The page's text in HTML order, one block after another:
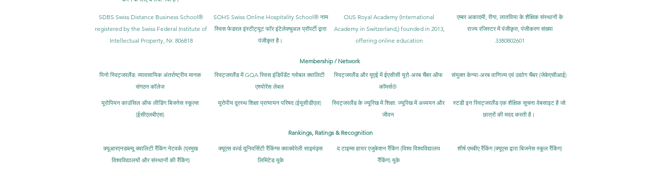
SDBS Swiss Distance Business School®
registered by the Swiss Federal Institute of
Intellectual Property, Nr. 806818
SOHS Swiss Online Hospitality School® नाम
स्विस फेडरल इंस्टीट्यूट फॉर इंटेलेक्चुअल प्रॉपर्टी द्वारा
पंजीकृत है।
OUS Royal Academy (International
Academy in Switzerland,) founded in 2013,
offering online education
एम्बर अकादमी, रीगा, लातविया के शैक्षिक संस्थानों के
राज्य रजिस्टर में पंजीकृत, पंजीकरण संख्या
3380802601
Membership / Network
पिनो स्विट्जरलैंड: व्यावसायिक अंतर्राष्ट्रीय मानक
संगठन कॉलेज
स्विट्जरलैंड में GQA स्विस इंडिपेंडेंट ग्लोबल क्वालिटी
एश्योरेंस लेबल
स्विट्जरलैंड और यूएई में ईएसीसी यूरो-अरब चैंबर ऑफ
कॉमर्स®
संयुक्त केन्या-अरब वाणिज्य एवं उद्योग चैंबर (जेकेएसीआई)
यूरोपियन काउंसिल ऑफ लीडिंग बिजनेस स्कूल्स
(ईसीएलबीएस)
यूरोपीय दूरस्थ शिक्षा प्रत्यायन परिषद (ईयूसीडीएल)
स्विट्जरलैंड के ज्यूरिख में शिक्षा: ज्यूरिख में अध्ययन और
जीवन
स्टडी इन स्विट्जरलैंड एक शैक्षिक सूचना वेबसाइट है जो
छात्रों की मदद करती है।
Rankings, Ratings & Recognition
क्यूआरएनडब्ल्यू क्वालिटी रैंकिंग नेटवर्क (प्रमुख
विश्वविद्यालयों और संस्थानों की रैंकिंग)
क्यूएस वर्ल्ड यूनिवर्सिटी रैंकिंग्स क्वाक्वेरेली साइमंड्स
लिमिटेड यूके
द टाइम्स हायर एजुकेशन रैंकिंग (विश्व विश्वविद्यालय
रैंकिंग) यूके
शीर्ष एमबीए रैंकिंग (क्यूएस द्वारा बिजनेस स्कूल रैंकिंग)